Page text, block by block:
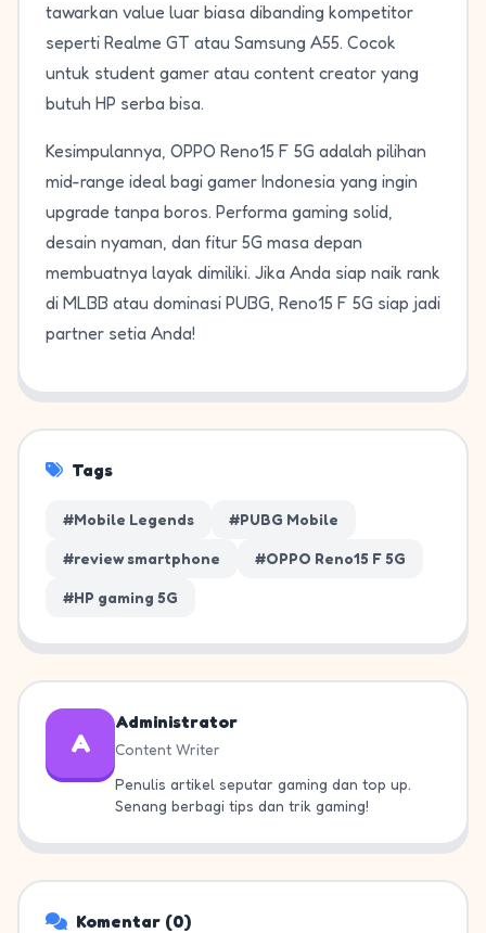
tawarkan value luar biasa dibanding kompetitor
seperti Realme GT atau Samsung A55. Cocok
untuk student gamer atau content creator yang
butuh HP serba bisa.
Kesimpulannya, OPPO Reno15 F 5G adalah pilihan
mid-range ideal bagi gamer Indonesia yang ingin
upgrade tanpa boros. Performa gaming solid,
desain nyaman, dan fitur 5G masa depan
membuatnya layak dimiliki. Jika Anda siap naik rank
di MLBB atau dominasi PUBG, Reno15 F 5G siap jadi
partner setia Anda!
Tags
#Mobile Legends #PUBG Mobile
#review smartphone #OPPO Reno15 F 5G
#HP gaming 5G
A
Administrator
Content Writer
Penulis artikel seputar gaming dan top up.
Senang berbagi tips dan trik gaming!
Komentar (0)